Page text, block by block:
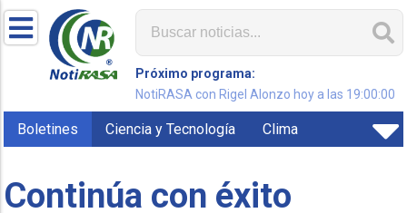
Próximo programa:
NotiRASA con Rigel Alonzo hoy a las 19:00:00
Boletines Ciencia y Tecnología Clima
Continúa con éxito